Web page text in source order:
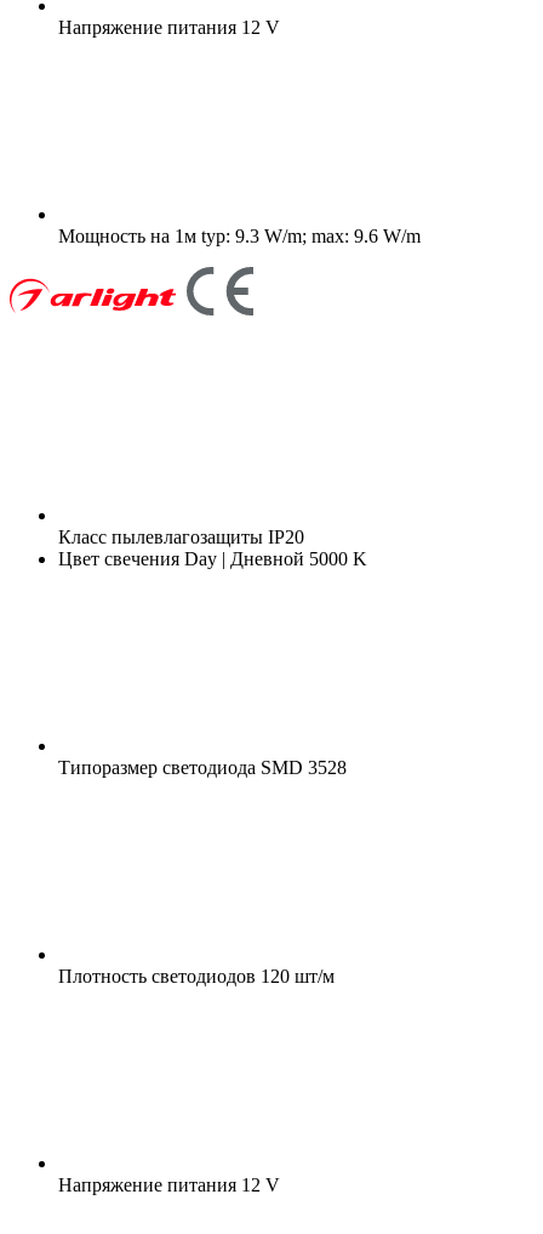
Напряжение питания 12 V
Мощность на 1м typ: 9.3 W/m; max: 9.6 W/m
Класс пылевлагозащиты IP20
Цвет свечения Day | Дневной 5000 K
Типоразмер светодиода SMD 3528
Плотность светодиодов 120 шт/м
Напряжение питания 12 V